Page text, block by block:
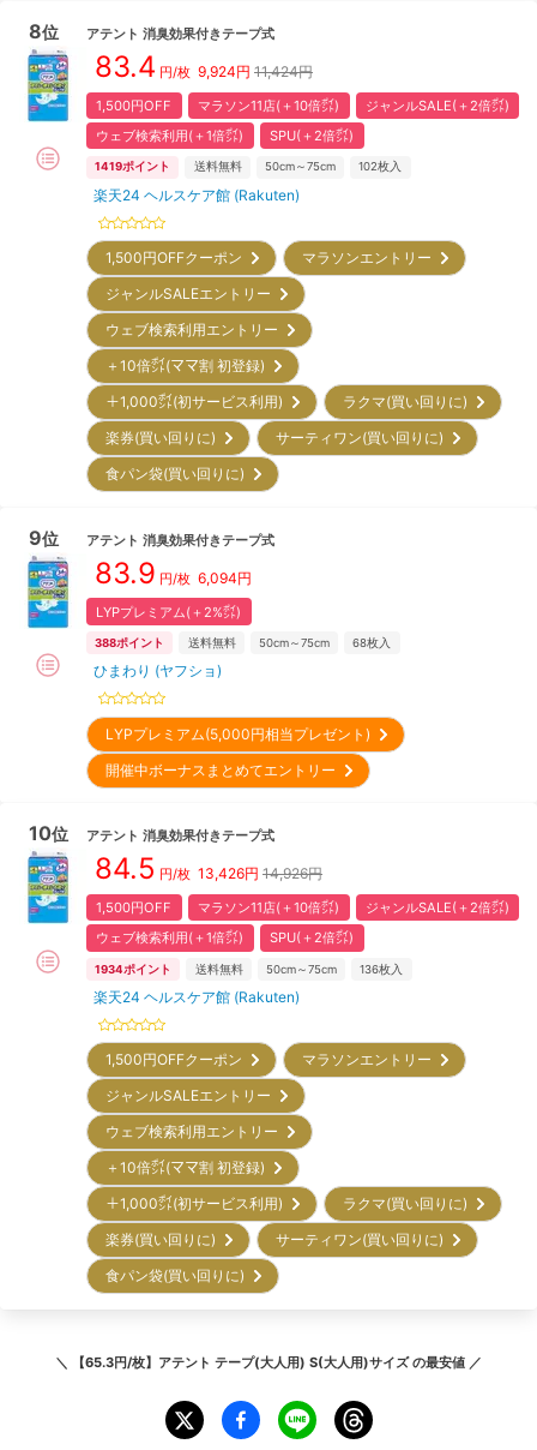
8位 アテント 消臭効果付きテープ式
83.4 円/枚 9,924円 11,424円
1,500円OFF マラソン11店(＋10倍㌽)
ジャンルSALE(＋2倍㌽)
ウェブ検索利用(＋1倍㌽)
SPU(＋2倍㌽)
1419ポイント 送料無料 50cm～75cm 102枚入
楽天24 ヘルスケア館 (Rakuten)
1,500円OFFクーポン
マラソンエントリー
ジャンルSALEエントリー
ウェブ検索利用エントリー
＋10倍㌽(ママ割 初登録)
＋1,000㌽(初サービス利用)
ラクマ(買い回りに)
楽券(買い回りに)
サーティワン(買い回りに)
食パン袋(買い回りに)
9位 アテント 消臭効果付きテープ式
83.9 円/枚 6,094円
LYPプレミアム(＋2%㌽)
388ポイント 送料無料 50cm～75cm 68枚入
ひまわり (ヤフショ)
LYPプレミアム(5,000円相当プレゼント)
開催中ボーナスまとめてエントリー
10位 アテント 消臭効果付きテープ式
84.5 円/枚 13,426円 14,926円
1,500円OFF マラソン11店(＋10倍㌽)
ジャンルSALE(＋2倍㌽)
ウェブ検索利用(＋1倍㌽)
SPU(＋2倍㌽)
1934ポイント 送料無料 50cm～75cm 136枚入
楽天24 ヘルスケア館 (Rakuten)
1,500円OFFクーポン
マラソンエントリー
ジャンルSALEエントリー
ウェブ検索利用エントリー
＋10倍㌽(ママ割 初登録)
＋1,000㌽(初サービス利用)
ラクマ(買い回りに)
楽券(買い回りに)
サーティワン(買い回りに)
食パン袋(買い回りに)
＼ 【65.3円/枚】アテント テープ(大人用) S(大人用)サイズの最安値 ／